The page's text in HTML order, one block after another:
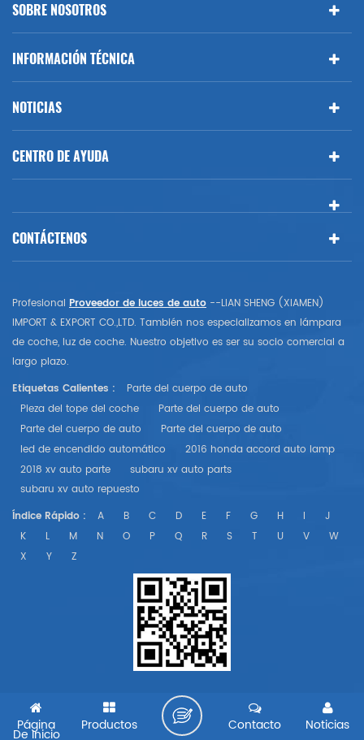
SOBRE NOSOTROS
INFORMACIÓN TÉCNICA
NOTICIAS
CENTRO DE AYUDA
CONTÁCTENOS
Profesional Proveedor de luces de auto --LIAN SHENG (XIAMEN)
IMPORT & EXPORT CO.,LTD. También nos especializamos en lámpara
de coche, luz de coche. Nuestro objetivo es ser su socio comercial a
largo plazo.
Etiquetas Calientes :
Parte del cuerpo de auto
Pieza del tope del coche
Parte del cuerpo de auto
Parte del cuerpo de auto
Parte del cuerpo de auto
led de encendido automático
2016 honda accord auto lamp
2018 xv auto parte
subaru xv auto parts
subaru xv auto repuesto
Índice Rápido :
A B C D E F G H I
J
K
L M N O P Q R S T U V
W
X
Y Z
Página
De Inicio
Productos Noticias
Contacto